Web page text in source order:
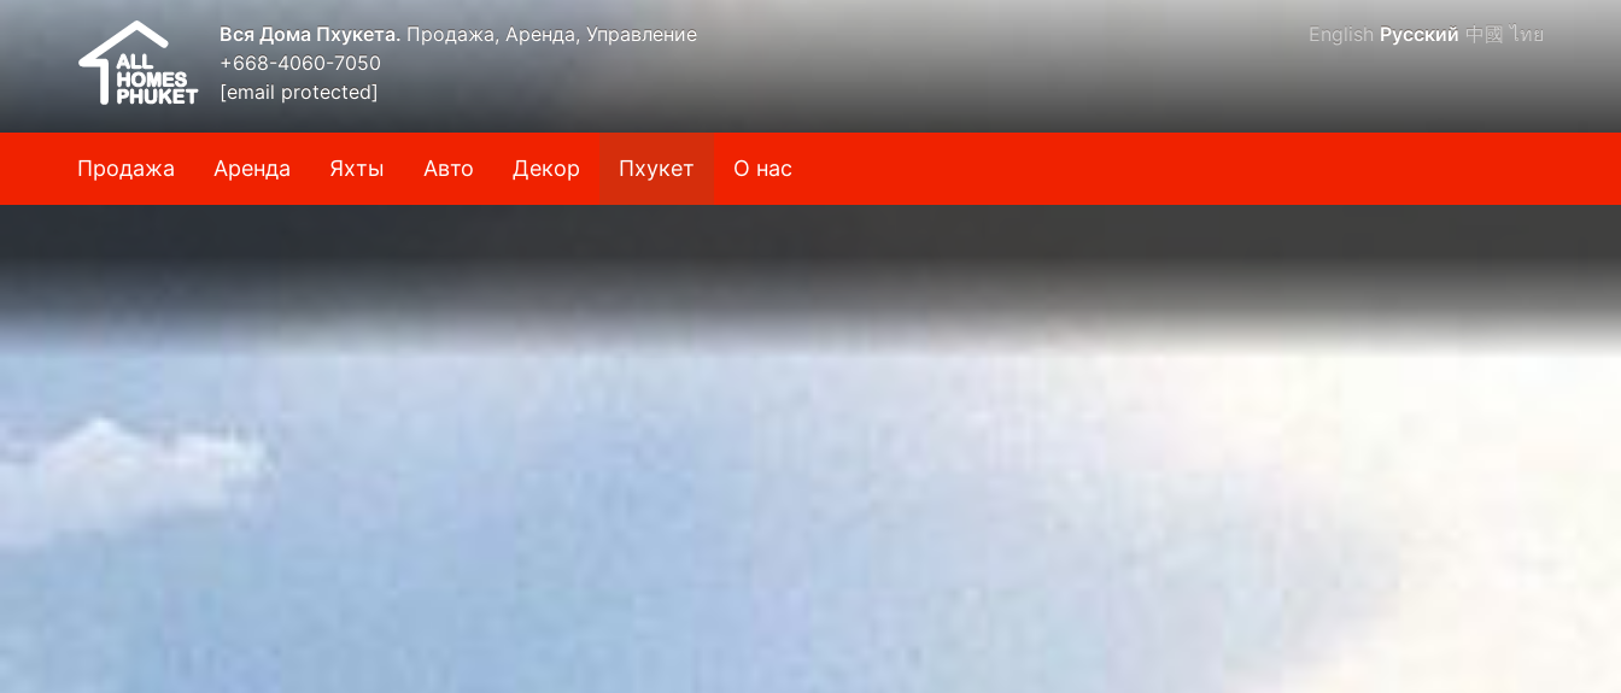
Вся Дома Пхукета. Продажа, Аренда, Управление
+668-4060-7050
[email protected]
English Русский 中國 ไทย
Продажа Аренда Яхты Авто Декор Пхукет О нас